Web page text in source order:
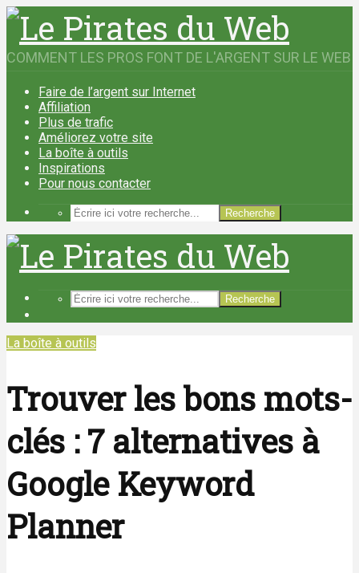
COMMENT LES PROS FONT DE L'ARGENT SUR LE WEB
Faire de l’argent sur Internet
Affiliation
Plus de trafic
Améliorez votre site
La boîte à outils
Inspirations
Pour nous contacter
Recherche
Recherche
La boîte à outils
Trouver les bons mots-
clés : 7 alternatives à
Google Keyword
Planner